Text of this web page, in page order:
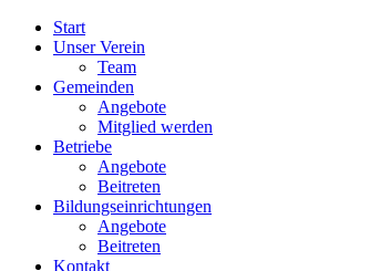
Start
Unser Verein
Team
Gemeinden
Angebote
Mitglied werden
Betriebe
Angebote
Beitreten
Bildungseinrichtungen
Angebote
Beitreten
Kontakt